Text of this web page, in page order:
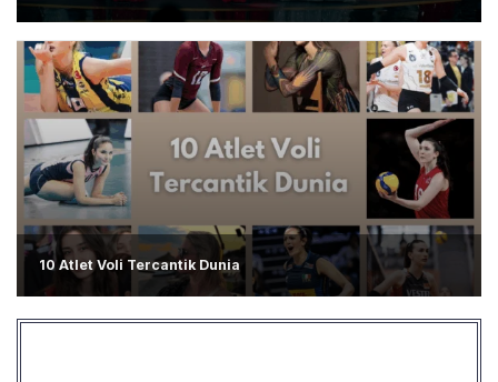
10 Atlet Voli Tercantik Dunia